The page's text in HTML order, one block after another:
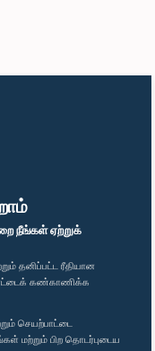
நீங்கள் ஏற்றுக்
தனிப்பட்ட ரீதியான
கண்காணிக்க
செயற்பாட்டை
மற்றும் பிற தொடர்புடைய